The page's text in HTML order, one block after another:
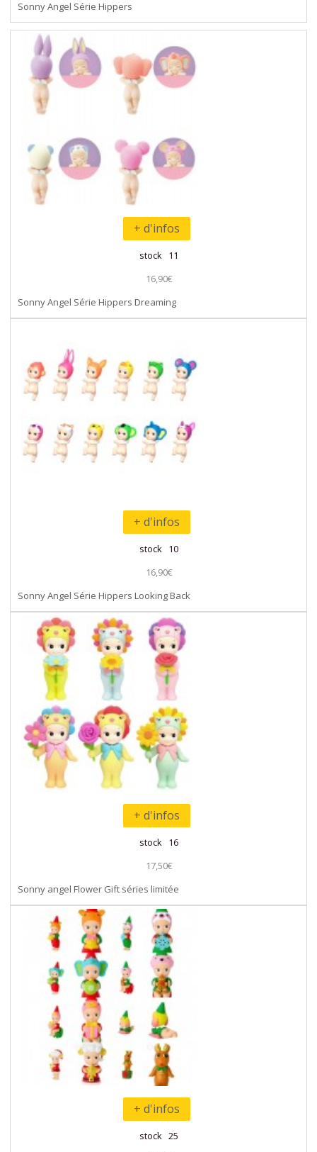
Sonny Angel Série Hippers
+ d'infos
stock 11
16,90€
Sonny Angel Série Hippers Dreaming
+ d'infos
stock 10
16,90€
Sonny Angel Série Hippers Looking Back
+ d'infos
stock 16
17,50€
Sonny angel Flower Gift séries limitée
+ d'infos
stock 25